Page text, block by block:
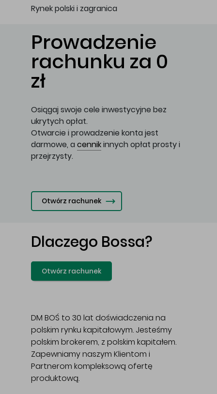
Rynek polski i zagranica
Prowadzenie
rachunku za 0
zł
Osiągaj swoje cele inwestycyjne bez
ukrytych opłat.
Otwarcie i prowadzenie konta jest
darmowe, a cennikinnych opłat prosty i
przejrzysty.
Otwórz rachunek
Dlaczego Bossa?
Otwórz rachunek
DM BOŚ to 30 lat doświadczenia na
polskim rynku kapitałowym. Jesteśmy
polskim brokerem, z polskim kapitałem.
Zapewniamy naszym Klientom i
Partnerom kompleksową ofertę
produktową.